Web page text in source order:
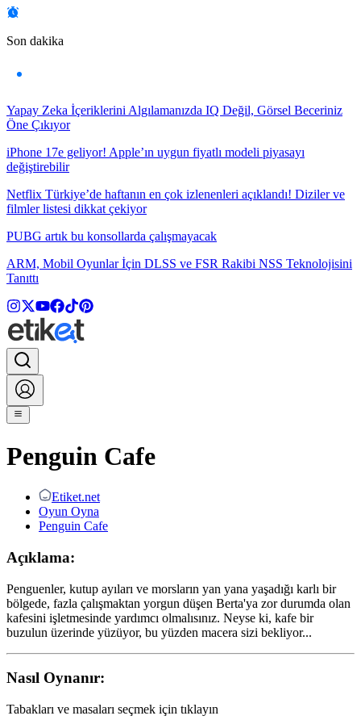
Son dakika
Yapay Zeka İçeriklerini Algılamanızda IQ Değil, Görsel Beceriniz
Öne Çıkıyor
iPhone 17e geliyor! Apple’ın uygun fiyatlı modeli piyasayı
değiştirebilir
Netflix Türkiye’de haftanın en çok izlenenleri açıklandı! Diziler ve
filmler listesi dikkat çekiyor
PUBG artık bu konsollarda çalışmayacak
ARM, Mobil Oyunlar İçin DLSS ve FSR Rakibi NSS Teknolojisini
Tanıttı
Penguin Cafe
Etiket.net
Oyun Oyna
Penguin Cafe
Açıklama:
Penguenler, kutup ayıları ve morsların yan yana yaşadığı karlı bir
bölgede, fazla çalışmaktan yorgun düşen Berta'ya zor durumda olan
kafesini işletmesinde yardımcı olmalısınız. Neyse ki, kafe bir
buzulun üzerinde yüzüyor, bu yüzden macera sizi bekliyor...
Nasıl Oynanır:
Tabakları ve masaları seçmek için tıklayın